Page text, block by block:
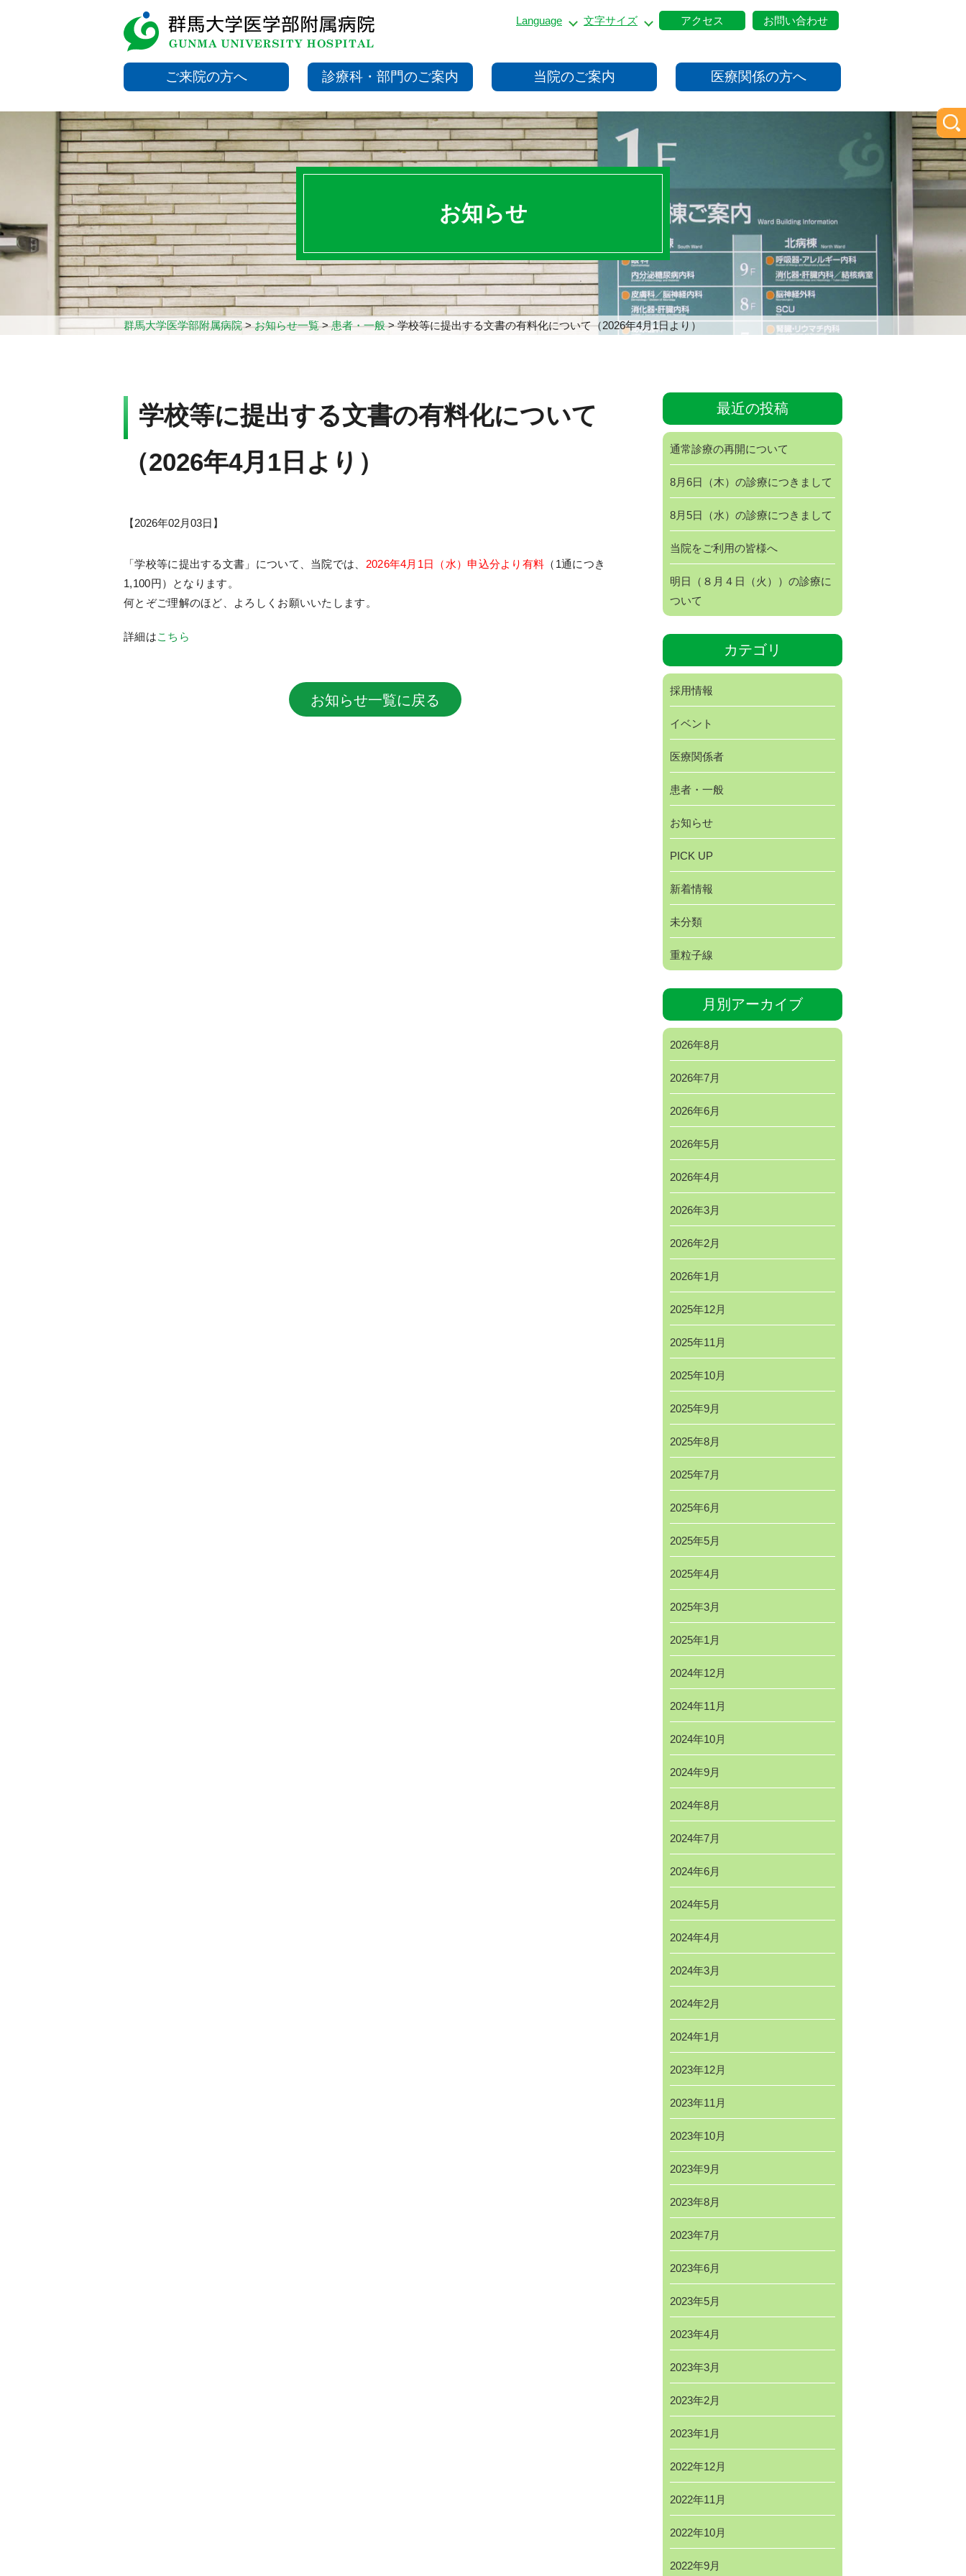
Language 文字サイズ アクセス お問い合わせ
ご来院の方へ 診療科・部門のご案内 当院のご案内 医療関係の方へ
お知らせ
群馬大学医学部附属病院>お知らせ一覧>患者・一般>学校等に提出する文書の有料化について（2026年4月1日より）
学校等に提出する文書の有料化について
（2026年4月1日より）
【2026年02月03日 】
「学校等に提出する文書」について、当院では、 2026年4月1日（水）申込分より有料 （1通につき
1,100円）となります。
何とぞご理解のほど、よろしくお願いいたします。
詳細はこちら
お知らせ一覧に戻る
最近の投稿
通常診療の再開について
8月6日（木）の診療につきまして
8月5日（水）の診療につきまして
当院をご利用の皆様へ
明日（８月４日（火））の診療に
ついて
カテゴリ
採用情報
イベント
医療関係者
患者・一般
お知らせ
PICK UP
新着情報
未分類
重粒子線
月別アーカイブ
2026年8月
2026年7月
2026年6月
2026年5月
2026年4月
2026年3月
2026年2月
2026年1月
2025年12月
2025年11月
2025年10月
2025年9月
2025年8月
2025年7月
2025年6月
2025年5月
2025年4月
2025年3月
2025年1月
2024年12月
2024年11月
2024年10月
2024年9月
2024年8月
2024年7月
2024年6月
2024年5月
2024年4月
2024年3月
2024年2月
2024年1月
2023年12月
2023年11月
2023年10月
2023年9月
2023年8月
2023年7月
2023年6月
2023年5月
2023年4月
2023年3月
2023年2月
2023年1月
2022年12月
2022年11月
2022年10月
2022年9月